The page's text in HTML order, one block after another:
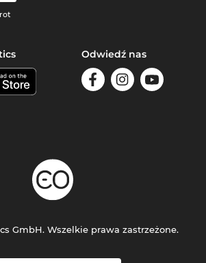
Odwiedź nas
GmbH. Wszelkie prawa zastrzeżone.